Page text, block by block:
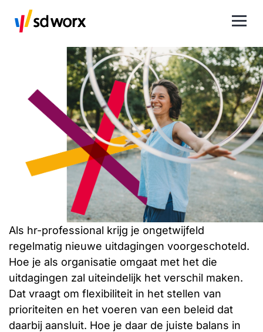
Als hr-professional krijg je ongetwijfeld
regelmatig nieuwe uitdagingen voorgeschoteld.
Hoe je als organisatie omgaat met het die
uitdagingen zal uiteindelijk het verschil maken.
Dat vraagt om flexibiliteit in het stellen van
prioriteiten en het voeren van een beleid dat
daarbij aansluit. Hoe je daar de juiste balans in